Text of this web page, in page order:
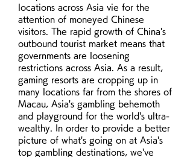
locations across Asia vie for the
attention of moneyed Chinese
visitors. The rapid growth of China's
outbound tourist market means that
governments are loosening
restrictions across Asia. As a result,
gaming resorts are cropping up in
many locations far from the shores of
Macau, Asia's gambling behemoth
and playground for the world's ultra-
wealthy. In order to provide a better
picture of what's going on at Asia's
top gambling destinations, we've